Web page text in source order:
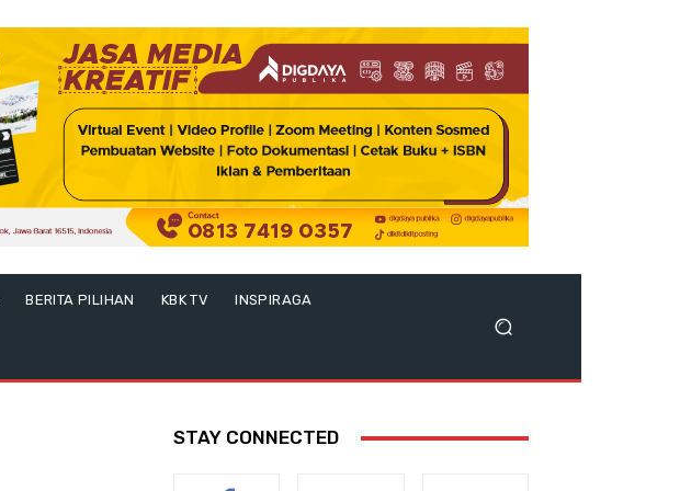
BERITA PILIHAN KBK TV INSPIRAGA
STAY CONNECTED